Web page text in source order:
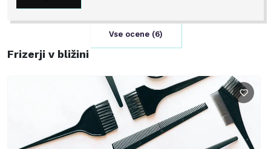
Vse ocene (6)
Frizerji v bližini